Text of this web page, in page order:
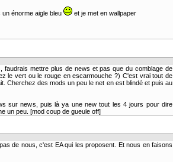
énorme aigle bleu et je met en wallpaper
faudrais mettre plus de news et pas que du comblage de
le vert ou le rouge en escarmouche ?) C'est vrai tout de
Cherchez des mods un peu le net en est blindé et puis au
sur news, puis là ya une new tout les 4 jours pour dire
un peu. [mod coup de gueule off]
de nous, c'est EA qui les proposent. Et nous en faisons